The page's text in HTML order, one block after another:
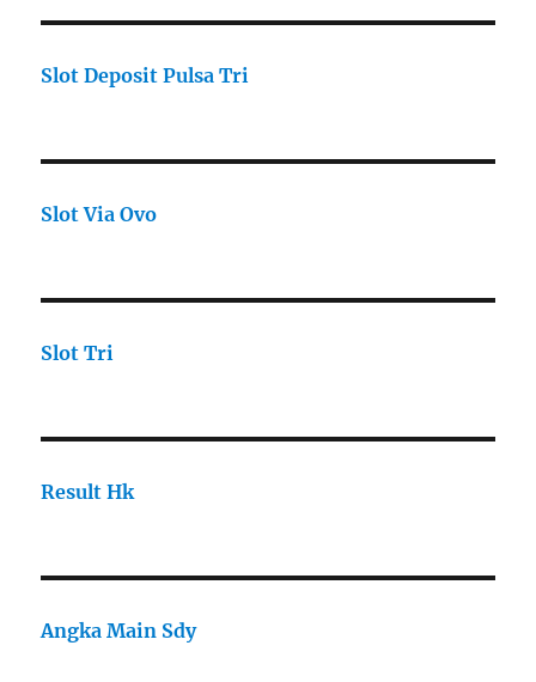
Slot Deposit Pulsa Tri
Slot Via Ovo
Slot Tri
Result Hk
Angka Main Sdy